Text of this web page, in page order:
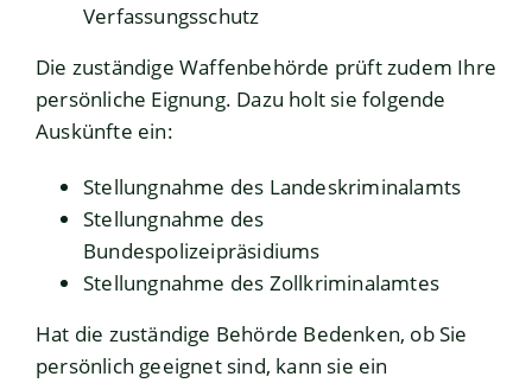
Verfassungsschutz
Die zuständige Waffenbehörde prüft zudem Ihre
persönliche Eignung. Dazu holt sie folgende
Auskünfte ein:
Stellungnahme des Landeskriminalamts
Stellungnahme des
Bundespolizeipräsidiums
Stellungnahme des Zollkriminalamtes
Hat die zuständige Behörde Bedenken, ob Sie
persönlich geeignet sind, kann sie ein